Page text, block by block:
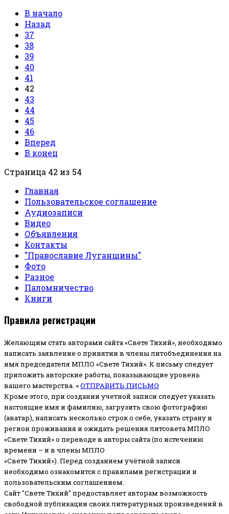
В начало
Назад
37
38
39
40
41
42
43
44
45
46
Вперед
В конец
Страница 42 из 54
Главная
Пользовательское соглашение
Аудиозаписи
Видео
Объявления
Контакты
"Православие Луганщины"
Фото
Разное
Паломничество
Книги
Правила регистрации
Желающим стать авторами сайта «Свете Тихий», необходимо
написать заявление о принятии в члены литобъединения на
имя председателя МПЛО «Свете Тихий». К письму следует
приложить авторские работы, показывающие уровень
вашего мастерства. »ОТПРАВИТЬ ПИСЬМО
Кроме этого, при создании учетной записи следует указать
настоящие имя и фамилию, загрузить свою фотографию
(аватар), написать несколько строк о себе, указать страну и
регион проживания и ожидать решения литсовета МПЛО
«Свете Тихий» о переводе в авторы сайта (по истечению
времени – и в члены МПЛО
«Свете Тихий»). Перед созданием учётной записи
необходимо ознакомится с правилами регистрации и
пользовательским соглашением.
Сайт "Свете Тихий" предоставляет авторам возможность
свободной публикации своих литературных произведений в